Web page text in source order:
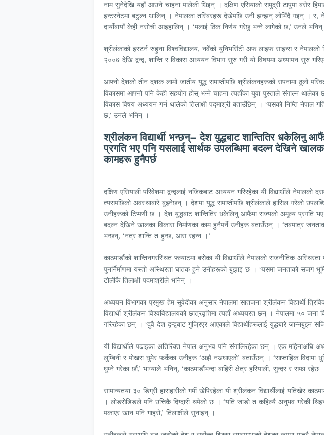
नाम सुनेदेखि यहाँ आउने चाहना पालेकी थिइन् । दक्षिण एसियाको समुद्री टापुमा बसेर
इन्टरनेटमा बटुल्न थालिन् । नेपालका तस्बिरहरू देखेपछि उनी झन्झन् लोभिँदै गइन् । र,
दायाँबायाँ केही नसोची आइहालिन् । ‘मलाई ठिक निर्णय गरेछु भन्ने लागेको छ,’ उनले
श्रीलंकाको इस्टर्न रुहुना विश्वविद्यालय, नर्वेको युनिभर्सिटी अफ लाइफ साइन्स र नेपालको
२००७ देखि द्वन्द्व, शान्ति र विकास अध्ययन विभाग सुरु गरी यो विषयमा अध्यापन सुरु
आफ्नो देशको तीन दशक लामो जातीय युद्ध समाप्तीपछि श्रीलंकनहरूको सपनामा ठूलो
विकासमा आफ्नो पनि केही सहयोग होस् भन्ने चाहना त्यहाँका युवा पुस्ताले संगाल्न थालेका छन्
विकास विषय अध्ययन गर्न थालेको तिलाक्षी पद्माश्री बताउँछिन् । ‘यसको निम्ति नेपाल
छ,’ उनले भनिन् ।
श्रीलंकन विद्यार्थी भन्छन्– देश युद्धबाट शान्तितिर धकेलिनु
प्रगति भए पनि यसलाई सार्थक उपलब्धिमा बदल्न देखिने
कामहरू हुनैपर्छ
दक्षिण एसियाली परिवेशमा द्वन्द्वलाई नजिकबाट अध्ययन गरिरहेका यी विद्यार्थीले नेपालको
त्यसपछिको अवस्थाबारे बुझ्नेछन् । देशमा युद्ध समाप्तीपछि श्रीलंकाले हासिल गरेको
उनीहरूको टिप्पणी छ । देश युद्धबाट शान्तितिर धकेलिनु आफैंमा राज्यको अमूल्य प्रगति
बदल्न देखिने खालका विकास निर्माणका काम हुनैपर्ने उनीहरू बताउँछन् । ‘तबमात्र
भन्छन्, ‘नत्र शान्ति त हुन्छ, आस रहन्न ।’
काठमाडौंको शान्तिनगरस्थित फ्ल्याटमा बसेका यी विद्यार्थीले नेपालको राजनीतिक
पुनर्निर्माणमा यस्तो अस्थिरता घातक हुने उनीहरूको बुझाइ छ । ‘यसमा जनताको सजग
टोलीकै तिलाक्षी पदमाश्रीले भनिन् ।
अध्ययन विभागका प्रमुख हेम सुवेदीका अनुसार नेपालमा सातजना श्रीलंकन विद्यार्थी
विद्यार्थी श्रीलंकन विश्वविद्यालयको छात्रवृत्तिमा त्यहाँ अध्ययरत छन् । नेपालमा ५० जना
गरिरहेका छन् । ‘दुवै देश द्वन्द्वबाट गुज्रिएर आएकाले विद्यार्थीहरूलाई युद्धबारे जान्नबुझ्न
यी विद्यार्थीले पढाइका अतिरिक्त नेपाल अनुभव पनि संगालिरहेका छन् । एक महिनाअघि
लुम्बिनी र पोखरा घुमेर फर्केका उनीहरू ‘अझै नअघाएको’ बताउँछन् । ‘साप्ताहिक विदामा
घुम्ने गरेका छौं,’ भाग्याले भनिन्, ‘काठमाडौंभन्दा बाहिरी क्षेत्र हरियाली, सुन्दर र सफा रहेछ
सामान्यतया ३० डिग्री हाराहारीको गर्मी खेपिरहेका यी श्रीलंकन विद्यार्थीलाई यतिखेर
। लोडसेडिङले पनि उत्तिकै दिग्दारी थपेको छ । ‘यति जाडो त कहिल्यै अनुभव गरेकी
पकाएर खान पनि गाह्रो,’ तिलाक्षीले सुनाइन् ।